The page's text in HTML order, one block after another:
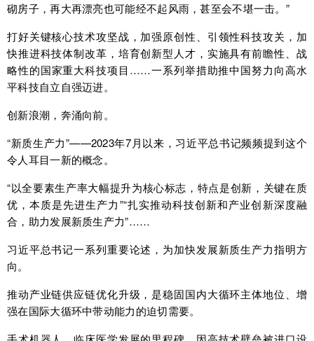
砌房子，再大再漂亮也可能经不起风雨，甚至会不堪一击。”
打好关键核心技术攻坚战，加强原创性、引领性科技攻关，加
快推进科技体制改革，培育创新型人才，实施具有前瞻性、战
略性的国家重大科技项目……一系列举措助推中国努力向高水
平科技自立自强迈进。
创新浪潮，奔涌向前。
“新质生产力”——2023年7月以来，习近平总书记频频提到这个
令人耳目一新的概念。
“以全要素生产率大幅提升为核心标志，特点是创新，关键在质
优，本质是先进生产力”“扎实推动科技创新和产业创新深度融
合，助力发展新质生产力”……
习近平总书记一系列重要论述，为加快发展新质生产力指明方
向。
推动产业链供应链优化升级，是稳固国内大循环主体地位、增
强在国际大循环中带动能力的迫切需要。